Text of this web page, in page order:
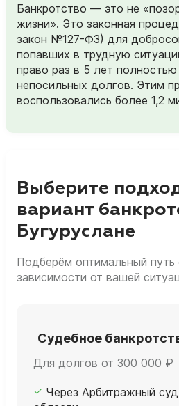
Банкротство — это не
жизни». Это законная
закон №127-ФЗ) для
попавших в трудную
право раз в 5 лет
непосильных долгов. Этим
воспользовались более 1,2
Выберите
вариант
Бугуруслане
Подберём оптимальный путь
зависимости от вашей
Судебное
Для долгов от 300 000 ₽
Через Арбитражный